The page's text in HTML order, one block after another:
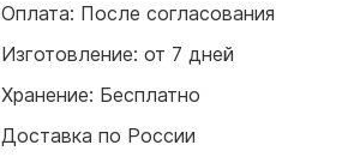
Оплата: После согласования
Изготовление: от 7 дней
Хранение: Бесплатно
Доставка по России